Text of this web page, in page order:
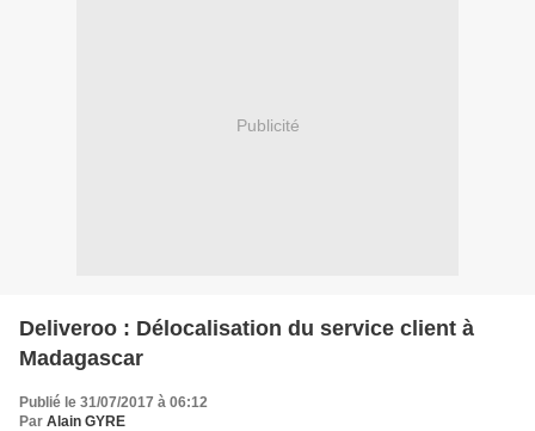
Publicité
Deliveroo : Délocalisation du service client à
Madagascar
Publié le 31/07/2017 à 06:12
Par Alain GYRE